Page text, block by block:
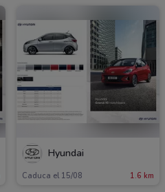
Hyundai
Caduca el 15/08 1.6 km